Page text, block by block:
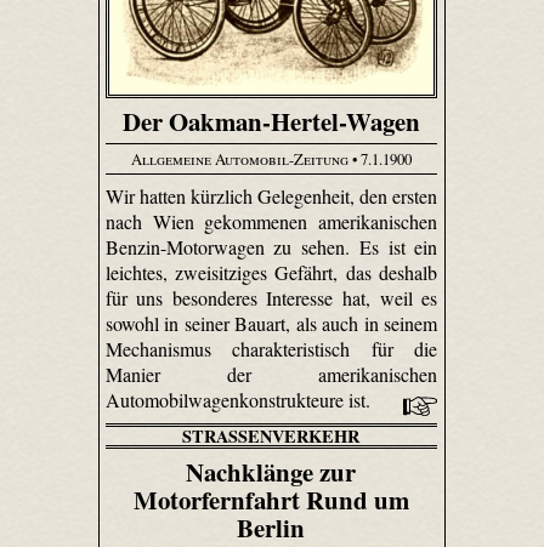
Der Oakman-Hertel-Wagen
Allgemeine Automobil-Zeitung• 7.1.1900
Wir hatten kürzlich Gelegenheit, den ersten
nach Wien gekommenen amerikanischen
Benzin-Motorwagen zu sehen. Es ist ein
leichtes, zweisitziges Gefährt, das deshalb
für uns besonderes Interesse hat, weil es
sowohl in seiner Bauart, als auch in seinem
Mechanismus charakteristisch für die
Manier der amerikanischen
Automobilwagenkonstrukteure ist.
STRASSENVERKEHR
Nachklänge zur
Motorfernfahrt Rund um
Berlin